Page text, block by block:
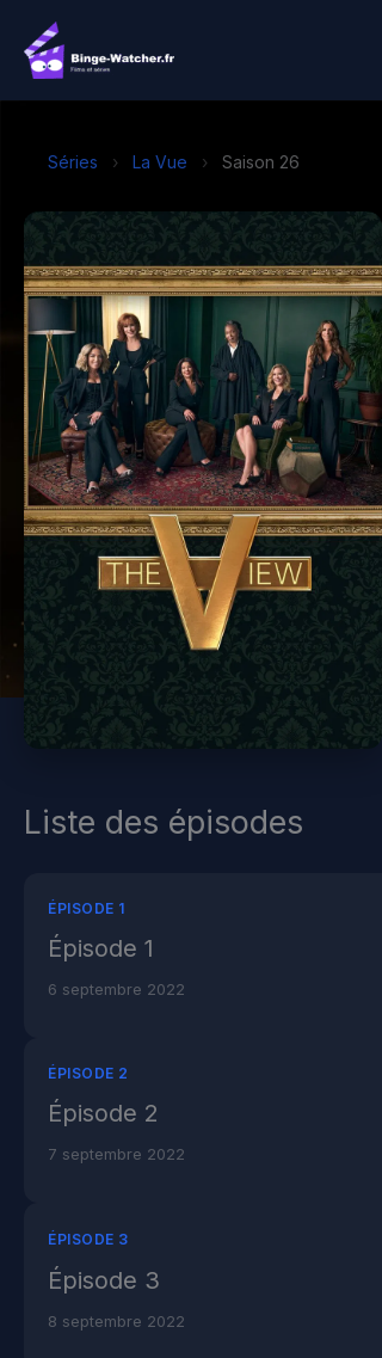
contenu
Séries › La Vue › Saison 26
Liste des épisodes
ÉPISODE 1
Épisode 1
6 septembre 2022
ÉPISODE 2
Épisode 2
7 septembre 2022
ÉPISODE 3
Épisode 3
8 septembre 2022